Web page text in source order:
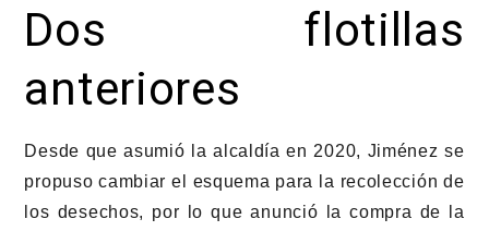
Dos flotillas
anteriores
Desde que asumió la alcaldía en 2020, Jiménez se
propuso cambiar el esquema para la recolección de
los desechos, por lo que anunció la compra de la